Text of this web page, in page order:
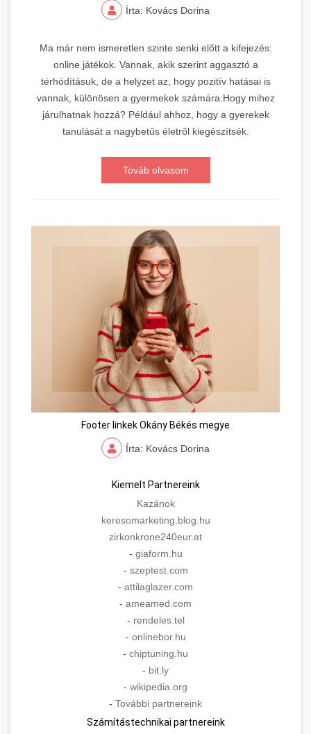
Írta: Kovács Dorina
Ma már nem ismeretlen szinte senki előtt a kifejezés:
online játékok. Vannak, akik szerint aggasztó a
térhódításuk, de a helyzet az, hogy pozitív hatásai is
vannak, különösen a gyermekek számára.Hogy mihez
járulhatnak hozzá? Például ahhoz, hogy a gyerekek
tanulását a nagybetűs életről kiegészítsék.
Továb olvasom
Footer linkek Okány Békés megye
Írta: Kovács Dorina
Kiemelt Partnereink
Kazánok
keresomarketing.blog.hu
zirkonkrone240eur.at
- giaform.hu
- szeptest.com
- attilaglazer.com
- ameamed.com
- rendeles.tel
- onlinebor.hu
- chiptuning.hu
- bit.ly
- wikipedia.org
- További partnereink
Számítástechnikai partnereink